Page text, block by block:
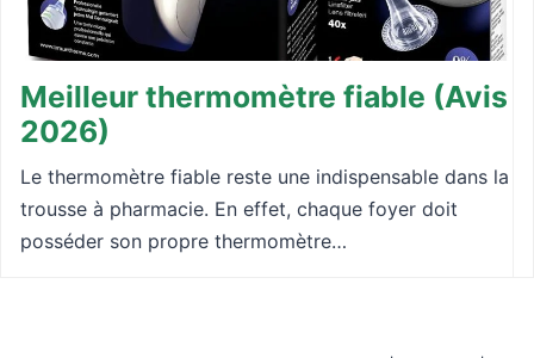
Meilleur thermomètre fiable (Avis
2026)
Le thermomètre fiable reste une indispensable dans la
trousse à pharmacie. En effet, chaque foyer doit
posséder son propre thermomètre…